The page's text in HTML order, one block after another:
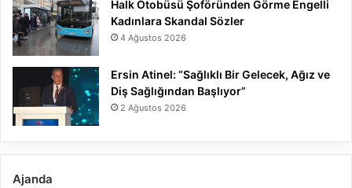
Halk Otobüsü Şoföründen Görme Engelli
Kadınlara Skandal Sözler
4 Ağustos 2026
Ersin Atinel: “Sağlıklı Bir Gelecek, Ağız ve
Diş Sağlığından Başlıyor”
2 Ağustos 2026
Ajanda